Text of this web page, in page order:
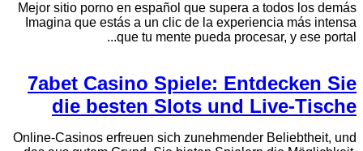
Mejor sitio porno en español que supera a todos los demás
Imagina que estás a un clic de la experiencia más intensa
que tu mente pueda procesar, y ese portal...
7abet Casino Spiele: Entdecken Sie
die besten Slots und Live-Tische
Online-Casinos erfreuen sich zunehmender Beliebtheit, und